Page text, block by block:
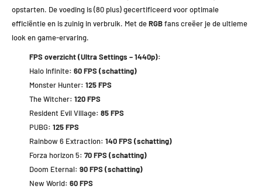
opstarten. De voeding is (80 plus) gecertificeerd voor optimale
efficiëntie en is zuinig in verbruik. Met deRGBfans creëer je de ultieme
look en game-ervaring.
FPS overzicht (Ultra Settings – 1440p):
Halo Infinite: 60 FPS (schatting)
Monster Hunter: 125 FPS
The Witcher: 120 FPS
Resident Evil Village: 85 FPS
PUBG: 125 FPS
Rainbow 6 Extraction: 140 FPS (schatting)
Forza horizon 5: 70 FPS (schatting)
Doom Eternal: 90 FPS (schatting)
New World: 60 FPS